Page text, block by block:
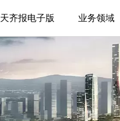
天齐报电子版 业务领域